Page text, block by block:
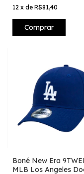
12 x de R$81,40
Comprar
Boné New Era
MLB Los Angeles